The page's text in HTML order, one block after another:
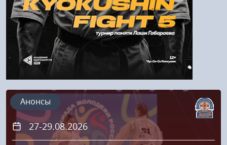
27-29.08.2026
Анонсы